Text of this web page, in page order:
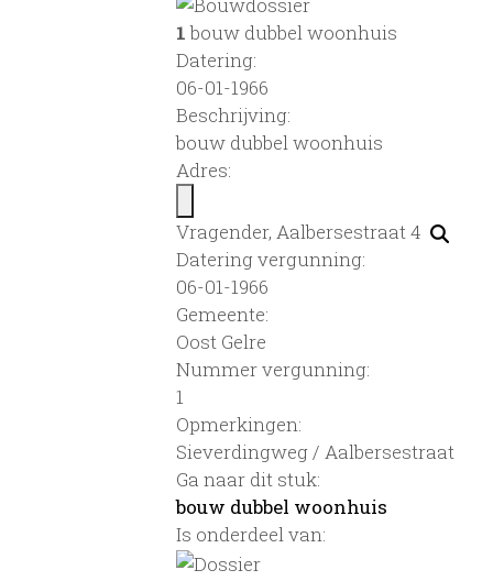
1bouw dubbel woonhuis
Datering:
06-01-1966
Beschrijving:
bouw dubbel woonhuis
Adres:
Vragender, Aalbersestraat 4
Datering vergunning:
06-01-1966
Gemeente:
Oost Gelre
Nummer vergunning:
1
Opmerkingen:
Sieverdingweg / Aalbersestraat
Ga naar dit stuk:
bouw dubbel woonhuis
Is onderdeel van: